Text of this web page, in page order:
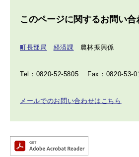
このページに関するお問い合
町長部局 経済課 農林振興係
Tel：0820-52-5805 Fax：0820-53-
メールでのお問い合わせはこちら